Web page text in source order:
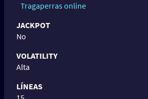
Tragaperras online
JACKPOT
No
VOLATILITY
Alta
LÍNEAS